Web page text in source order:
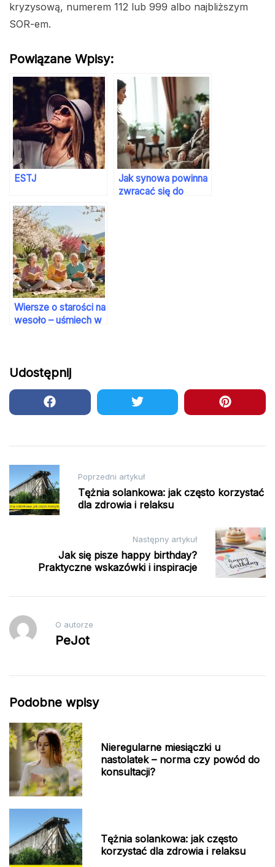
kryzysową, numerem 112 lub 999 albo najbliższym
SOR-em.
Powiązane Wpisy:
ESTJ
Jak synowa powinna
zwracać się do
Wiersze o starości na
wesoło – uśmiech w
Udostępnij
Nawigacja
wpisu
Poprzedni artykuł
Tężnia solankowa: jak często korzystać
dla zdrowia i relaksu
Następny artykuł
Jak się pisze happy birthday?
Praktyczne wskazówki i inspiracje
O autorze
PeJot
Podobne wpisy
Nieregularne miesiączki u
nastolatek – norma czy powód do
konsultacji?
Tężnia solankowa: jak często
korzystać dla zdrowia i relaksu